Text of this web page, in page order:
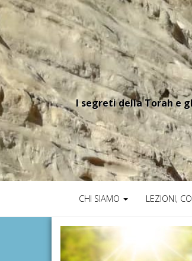
I segreti della Torah e
CHI SIAMO LEZIONI,